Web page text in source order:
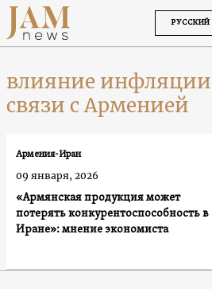
РУССКИЙ
влияние инфляции
связи с Арменией
«Армянская продукция может
потерять конкурентоспособность в
Иране»: мнение экономиста
Армения-Иран
09 января, 2026